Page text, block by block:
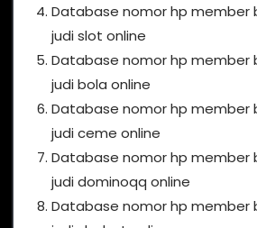
Database nomor hp member
judi slot online
Database nomor hp member
judi bola online
Database nomor hp member
judi ceme online
Database nomor hp member
judi dominoqq online
Database nomor hp member